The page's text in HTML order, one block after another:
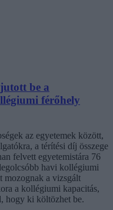
be a
férőhely
az egyetemek között,
a térítési díj összege
felvett egyetemistára 76
havi kollégiumi
mozognak a vizsgált
a kollégiumi kapacitás,
hogy ki költözhet be.